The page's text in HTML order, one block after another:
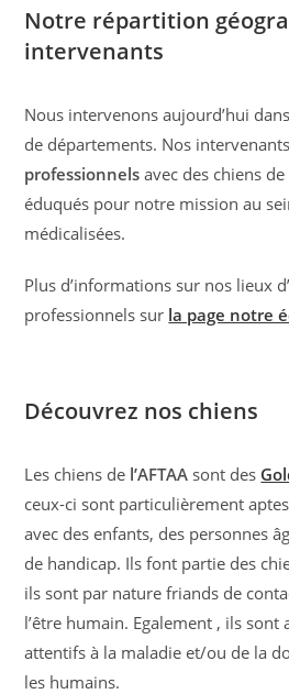
Notre répartition
intervenants
Nous intervenons aujourd’hui
de départements. Nos
professionnelsavec des chiens
éduqués pour notre mission au
médicalisées.
Plus d’informations sur nos lieux
professionnels sur la page notre
Découvrez nos chiens
Les chiens de l’AFTAAsont des
ceux-ci sont particulièrement
avec des enfants, des personnes
de handicap. Ils font partie des
ils sont par nature friands de
l’être humain. Egalement , ils sont
attentifs à la maladie et/ou de la
les humains.